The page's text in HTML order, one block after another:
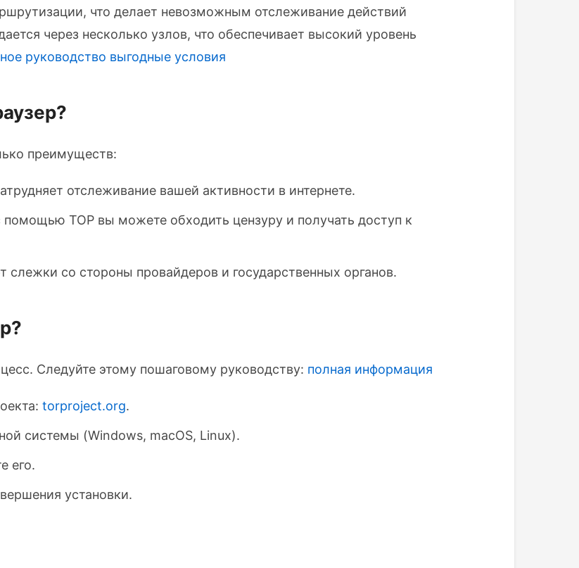
что делает невозможным отслеживание действий
через несколько узлов, что обеспечивает высокий уровень
руководство выгодные условия
преимуществ:
отслеживание вашей активности в интернете.
помощью ТОР вы можете обходить цензуру и получать доступ к
со стороны провайдеров и государственных органов.
Следуйте этому пошаговому руководству: полная информация
torproject.org.
системы (Windows, macOS, Linux).
его.
установки.